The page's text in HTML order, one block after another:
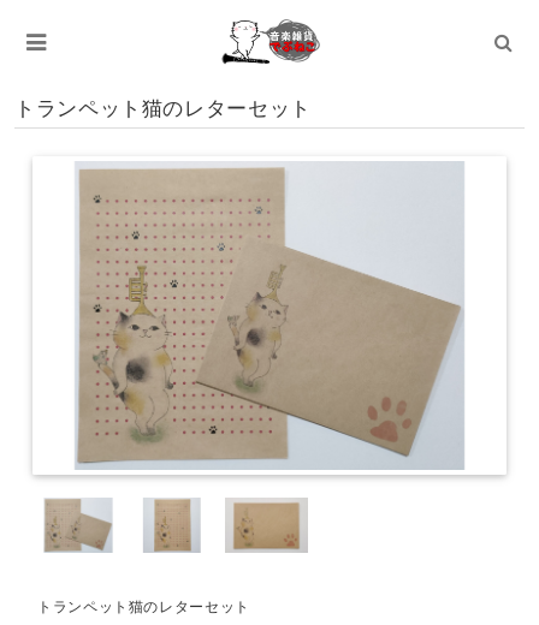
トランペット猫のレターセット
トランペット猫のレターセット